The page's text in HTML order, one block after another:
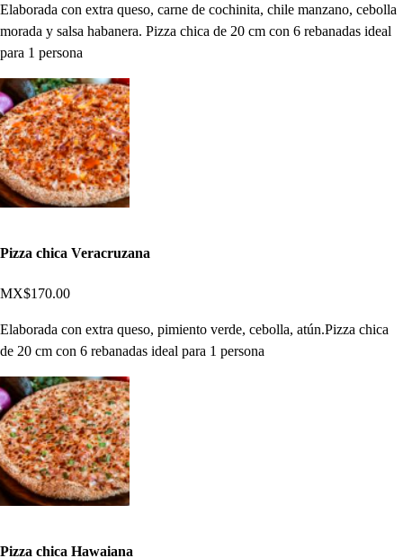
Elaborada con extra queso, carne de cochinita, chile manzano, cebolla
morada y salsa habanera. Pizza chica de 20 cm con 6 rebanadas ideal
para 1 persona
Pizza chica Veracruzana
MX$170.00
Elaborada con extra queso, pimiento verde, cebolla, atún.Pizza chica
de 20 cm con 6 rebanadas ideal para 1 persona
Pizza chica Hawaiana